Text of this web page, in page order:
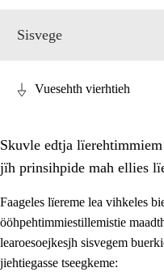
Sisvege
Vuesehth vierhtieh
Skuvle edtja
jïh prinsihpide mah ellies
Faageles lïereme lea vihkeles
ööhpehtimmiestillemistie
learoesoejkesjh sisvegem
jiehtiegasse tseegkeme: